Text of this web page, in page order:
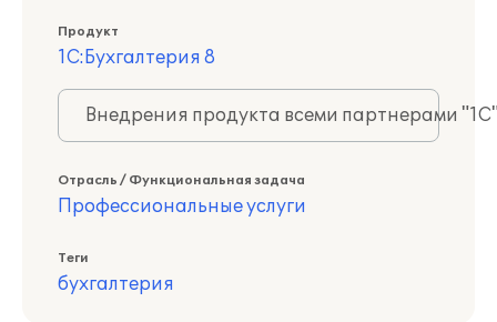
Продукт
1С:Бухгалтерия 8
Внедрения продукта всеми партнерами
Отрасль / Функциональная задача
Профессиональные услуги
Теги
бухгалтерия